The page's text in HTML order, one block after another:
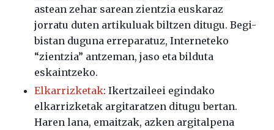
astean zehar sarean zientzia euskaraz
jorratu duten artikuluak biltzen ditugu. Begi-
bistan duguna erreparatuz, Interneteko
“zientzia” antzeman, jaso eta bilduta
eskaintzeko.
Elkarrizketak: Ikertzaileei egindako
elkarrizketak argitaratzen ditugu bertan.
Haren lana, emaitzak, azken argitalpena